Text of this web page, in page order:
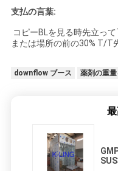
支払の言葉:
コピーBLを見る時先立っ
または場所の前の30% T/T
downflow ブース 薬剤の重